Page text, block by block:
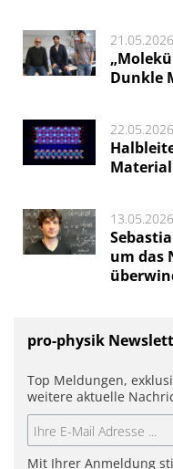
Dunkle
um das
pro-physik
Top Meldungen,
weitere aktuelle
Mit Ihrer Anmeldung